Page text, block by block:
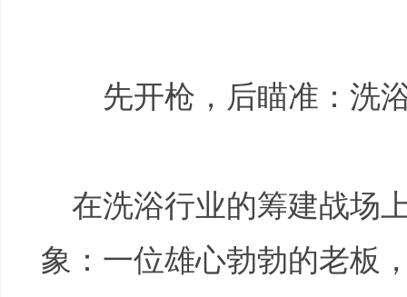
先开枪，后瞄准：洗
在洗浴行业的筹建战场
象：一位雄心勃勃的老板